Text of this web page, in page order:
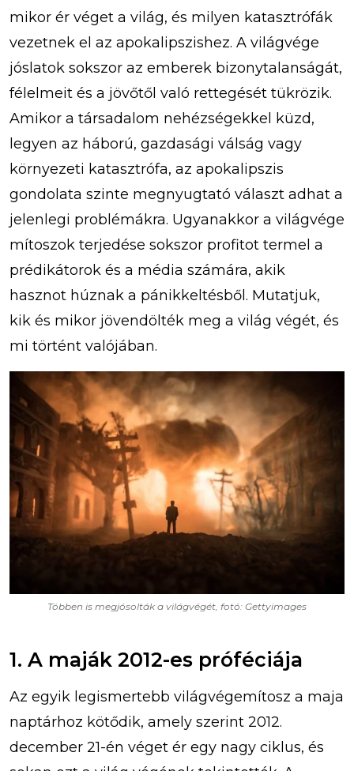
mikor ér véget a világ, és milyen katasztrófák
vezetnek el az apokalipszishez. A világvége
jóslatok sokszor az emberek bizonytalanságát,
félelmeit és a jövőtől való rettegését tükrözik.
Amikor a társadalom nehézségekkel küzd,
legyen az háború, gazdasági válság vagy
környezeti katasztrófa, az apokalipszis
gondolata szinte megnyugtató választ adhat a
jelenlegi problémákra. Ugyanakkor a világvége
mítoszok terjedése sokszor profitot termel a
prédikátorok és a média számára, akik
hasznot húznak a pánikkeltésből. Mutatjuk,
kik és mikor jövendölték meg a világ végét, és
mi történt valójában.
Többen is megjósolták a világvégét, fotó: Gettyimages
1. A maják 2012-es próféciája
Az egyik legismertebb világvégemítosz a maja
naptárhoz kötődik, amely szerint 2012.
december 21-én véget ér egy nagy ciklus, és